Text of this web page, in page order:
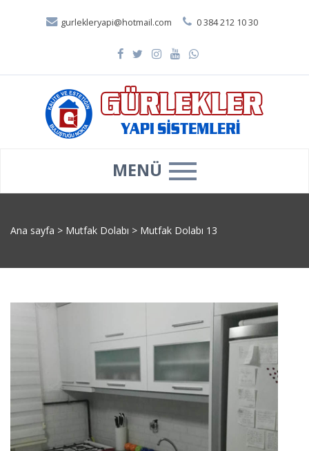
gurlekleryapi@hotmail.com 0 384 212 10 30
MENÜ
Ana sayfa > Mutfak Dolabı > Mutfak Dolabı 13